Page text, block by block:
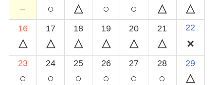
－ ○ ○ ○
16 17 18 19 20 21 22
23
○
24
○
25
○
26
○
27
○
28
○
29